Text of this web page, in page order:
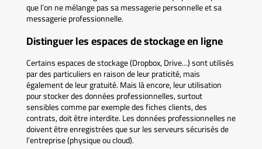
que l’on ne mélange pas sa messagerie personnelle et sa
messagerie professionnelle.
Distinguer les espaces de stockage en ligne
Certains espaces de stockage (Dropbox, Drive…) sont utilisés
par des particuliers en raison de leur praticité, mais
également de leur gratuité. Mais là encore, leur utilisation
pour stocker des données professionnelles, surtout
sensibles comme par exemple des fiches clients, des
contrats, doit être interdite. Les données professionnelles ne
doivent être enregistrées que sur les serveurs sécurisés de
l’entreprise (physique ou cloud).